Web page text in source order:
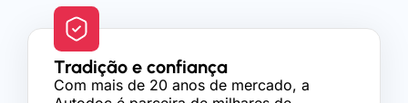
Tradição e confiança
Com mais de 20 anos de mercado, a